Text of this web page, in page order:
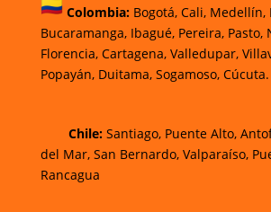
Colombia: Bogotá,Cali, Medellín,
Bucaramanga,Ibagué,Pereira,Pasto,
Florencia, Cartagena, Valledupar,
Popayán, Duitama, Sogamoso, Cúcuta.
Chile:Santiago, Puente Alto,
del Mar, San Bernardo, Valparaíso,
Rancagua